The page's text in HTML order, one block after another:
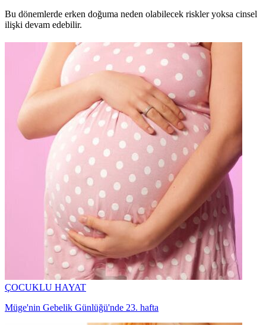
Bu dönemlerde erken doğuma neden olabilecek riskler yoksa cinsel
ilişki devam edebilir.
ÇOCUKLU HAYAT
Müge'nin Gebelik Günlüğü'nde 23. hafta